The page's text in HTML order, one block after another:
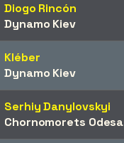
Diogo Rincón
Dynamo Kiev
Kléber
Dynamo Kiev
Serhiy Danylovskyi
Chornomorets Odesa